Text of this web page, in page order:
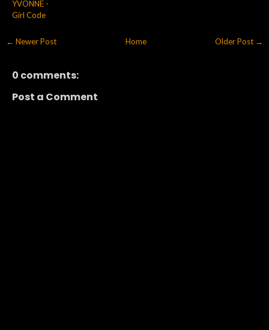
YVONNE -
Girl Code
← Newer Post Older Post →
Home
0 comments:
Post a Comment